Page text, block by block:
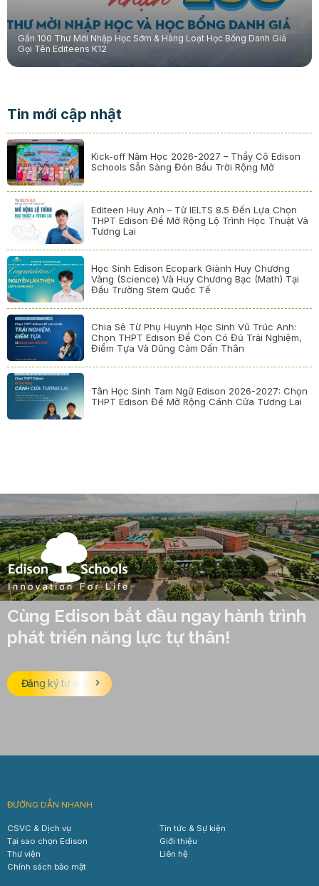
Gần 100 Thư Mời Nhập Học Sớm & Hàng Loạt Học Bổng Danh Giá
Gọi Tên Editeens K12
Tin mới cập nhật
Kick-off Năm Học 2026-2027 – Thầy Cô Edison
Schools Sẵn Sàng Đón Bầu Trời Rộng Mở
Editeen Huy Anh – Từ IELTS 8.5 Đến Lựa Chọn
THPT Edison Để Mở Rộng Lộ Trình Học Thuật Và
Tương Lai
Học Sinh Edison Ecopark Giành Huy Chương
Vàng (Science) Và Huy Chương Bạc (Math) Tại
Đấu Trường Stem Quốc Tế
Chia Sẻ Từ Phụ Huynh Học Sinh Vũ Trúc Anh:
Chọn THPT Edison Để Con Có Đủ Trải Nghiệm,
Điểm Tựa Và Dũng Cảm Dấn Thân
Tân Học Sinh Tam Ngữ Edison 2026-2027: Chọn
THPT Edison Để Mở Rộng Cánh Cửa Tương Lai
Cùng Edison bắt đầu ngay hành trình
phát triển năng lực tự thân!
Đăng ký tư vấn
ĐƯỜNG DẪN NHANH
CSVC & Dịch vụ
Tin tức & Sự kiện
Tại sao chọn Edison
Giới thiệu
Thư viện
Liên hệ
Chính sách bảo mật